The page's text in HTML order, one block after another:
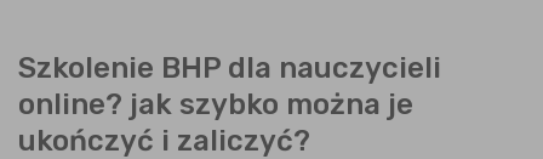
Szkolenie BHP dla nauczycieli
online? jak szybko można je
ukończyć i zaliczyć?